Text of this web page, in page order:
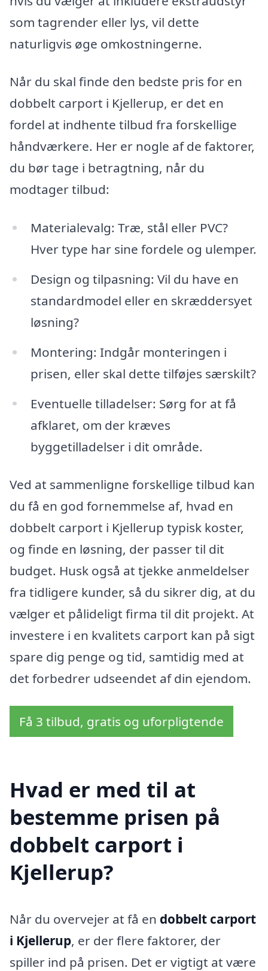
som tagrender eller lys, vil dette
naturligvis øge omkostningerne.
Når du skal finde den bedste pris for en
dobbelt carport i Kjellerup, er det en
fordel at indhente tilbud fra forskellige
håndværkere. Her er nogle af de faktorer,
du bør tage i betragtning, når du
modtager tilbud:
Materialevalg: Træ, stål eller PVC?
Hver type har sine fordele og ulemper.
Design og tilpasning: Vil du have en
standardmodel eller en skræddersyet
løsning?
Montering: Indgår monteringen i
prisen, eller skal dette tilføjes særskilt?
Eventuelle tilladelser: Sørg for at få
afklaret, om der kræves
byggetilladelser i dit område.
Ved at sammenligne forskellige tilbud kan
du få en god fornemmelse af, hvad en
dobbelt carport i Kjellerup typisk koster,
og finde en løsning, der passer til dit
budget. Husk også at tjekke anmeldelser
fra tidligere kunder, så du sikrer dig, at du
vælger et pålideligt firma til dit projekt. At
investere i en kvalitets carport kan på sigt
spare dig penge og tid, samtidig med at
det forbedrer udseendet af din ejendom.
Få 3 tilbud, gratis og uforpligtende
Hvad er med til at
bestemme prisen på
dobbelt carport i
Kjellerup?
Når du overvejer at få en dobbelt carport
i Kjellerup, er der flere faktorer, der
spiller ind på prisen. Det er vigtigt at være